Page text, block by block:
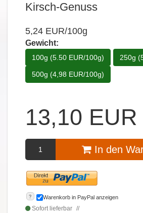
Kirsch-Genuss
5,24 EUR/100g
Gewicht:
100g (5.50 EUR/100g) 250g
500g (4,98 EUR/100g)
13,10 EUR
In den
? Warenkorb in PayPal anzeigen
Sofort lieferbar